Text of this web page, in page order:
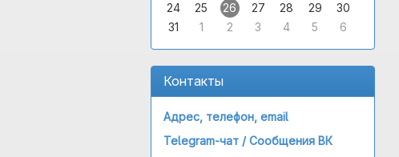
24
25 26 27 28 29
30
31
1 2 3 4 5 6
Контакты
Адрес, телефон, email
Telegram-чат /Сообщения ВК